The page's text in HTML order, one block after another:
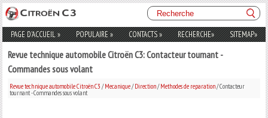
PAGE D'ACCUEIL» POPULAIRE» CONTACTS» RECHERCHE» SITEMAP»
Revue technique automobile Citroën C3: Contacteur tournant -
Commandes sous volant
Revue technique automobile Citroën C3 /Mecanique/Direction/Methodes de reparation/ Contacteur
tournant - Commandes sous volant